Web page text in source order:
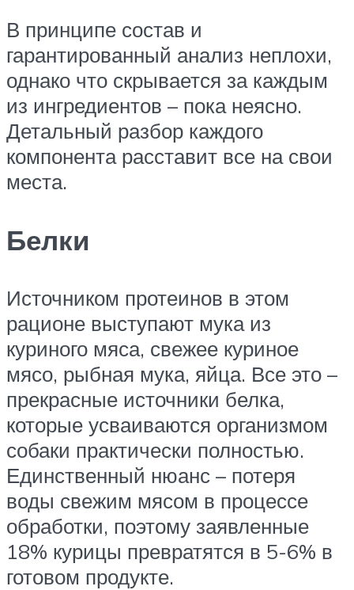
В принципе состав и
гарантированный анализ неплохи,
однако что скрывается за каждым
из ингредиентов – пока неясно.
Детальный разбор каждого
компонента расставит все на свои
места.
Белки
Источником протеинов в этом
рационе выступают мука из
куриного мяса, свежее куриное
мясо, рыбная мука, яйца. Все это –
прекрасные источники белка,
которые усваиваются организмом
собаки практически полностью.
Единственный нюанс – потеря
воды свежим мясом в процессе
обработки, поэтому заявленные
18% курицы превратятся в 5-6% в
готовом продукте.